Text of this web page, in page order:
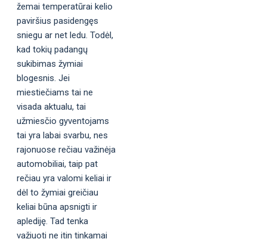
žemai temperatūrai kelio
paviršius pasidengęs
sniegu ar net ledu. Todėl,
kad tokių padangų
sukibimas žymiai
blogesnis. Jei
miestiečiams tai ne
visada aktualu, tai
užmiesčio gyventojams
tai yra labai svarbu, nes
rajonuose rečiau važinėja
automobiliai, taip pat
rečiau yra valomi keliai ir
dėl to žymiai greičiau
keliai būna apsnigti ir
aplediję. Tad tenka
važiuoti ne itin tinkamai